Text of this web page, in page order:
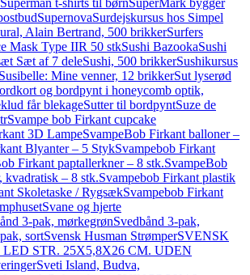
Superman t-shirts til børnSuperMark bygger
SupernovaSurdejskursus hos Simpel
Alain Bertrand, 500 brikkerSurfers
Mask Type IIR 50 stkSushi BazookaSushi
Sæt af 7 deleSushi, 500 brikkerSushikursus
Susibelle: Mine venner, 12 brikkerSut lyserød
og bordpynt i honeycomb optik,
får blekageSutter til bordpyntSuze de
Svampe bob Firkant cupcake
3D LampeSvampeBob Firkant balloner –
Blyanter – 5 StykSvampebob Firkant
Firkant paptallerkner – 8 stk.SvampeBob
kvadratisk – 8 stk.Svampebob Firkant plastik
Skoletaske / RygsækSvampebob Firkant
Svane og hjerte
3-pak, mørkegrønSvedbånd 3-pak,
sortSvensk Husman StrømperSVENSK
LED STR. 25X5,8X26 CM. UDEN
Sveti Island, Budva,